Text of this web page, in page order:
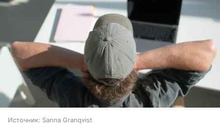
Источник: Sanna Granqvist